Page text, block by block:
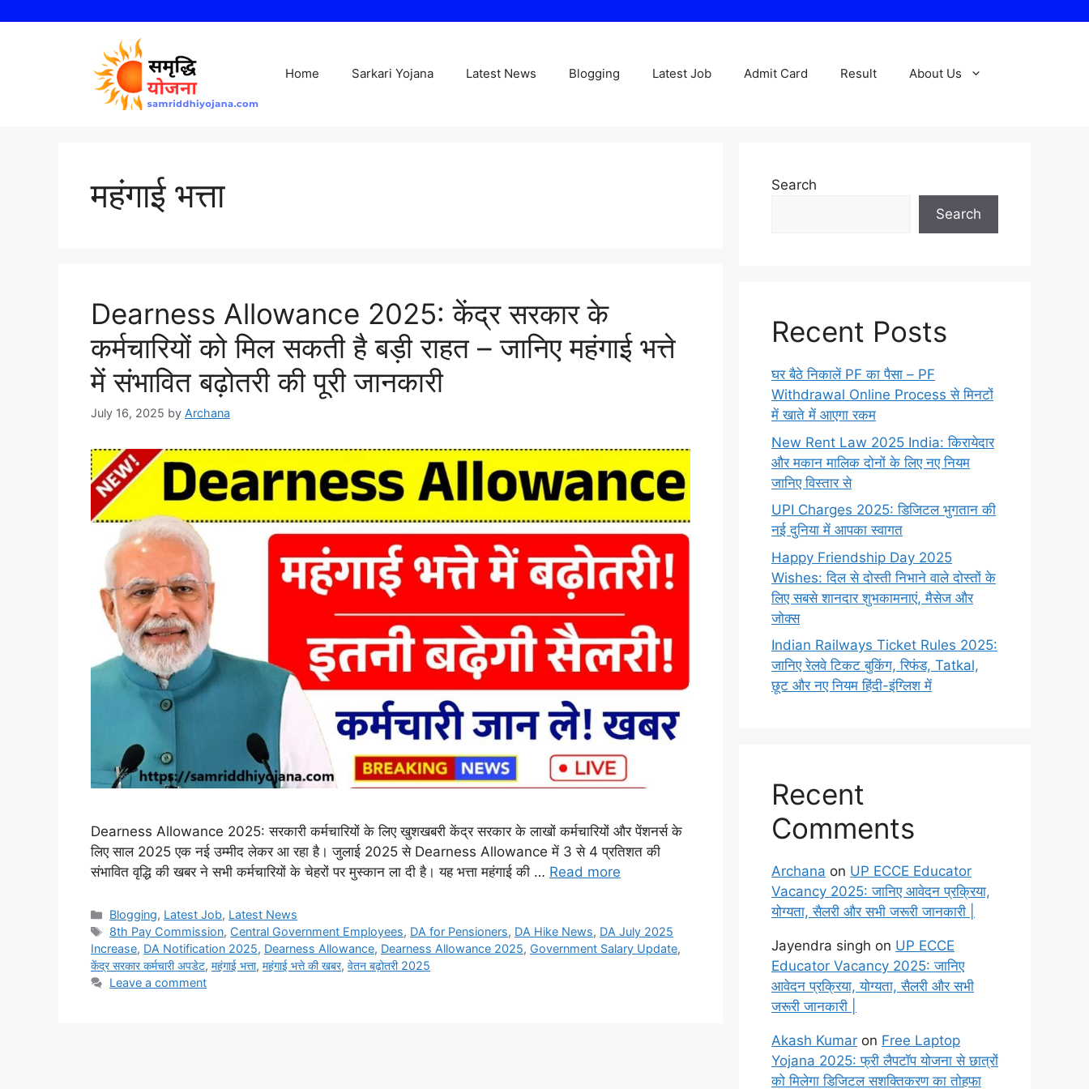
Home Sarkari Yojana Latest News Blogging Latest Job Admit Card Result About Us
महंगाई भत्ता
Dearness Allowance 2025: केंद्र सरकार के
कर्मचारियों को मिल सकती है बड़ी राहत – जानिए महंगाई भत्ते
में संभावित बढ़ोतरी की पूरी जानकारी
July 16, 2025 by Archana
Dearness Allowance 2025: सरकारी कर्मचारियों के लिए खुशखबरी केंद्र सरकार के लाखों कर्मचारियों और पेंशनर्स के
लिए साल 2025 एक नई उम्मीद लेकर आ रहा है। जुलाई 2025 से Dearness Allowance में 3 से 4 प्रतिशत की
संभावित वृद्धि की खबर ने सभी कर्मचारियों के चेहरों पर मुस्कान ला दी है। यह भत्ता महंगाई की … Read more
Categories
Blogging, Latest Job, Latest News
Tags
8th Pay Commission, Central Government Employees, DA for Pensioners, DA Hike News, DA July 2025
Increase, DA Notification 2025, Dearness Allowance, Dearness Allowance 2025, Government Salary Update,
केंद्र सरकार कर्मचारी अपडेट, महंगाई भत्ता, महंगाई भत्ते की खबर, वेतन बढ़ोतरी 2025
Leave a comment
Search
Search
Recent Posts
घर बैठे निकालें PF का पैसा – PF
Withdrawal Online Process से मिनटों
में खाते में आएगा रकम
New Rent Law 2025 India: किरायेदार
और मकान मालिक दोनों के लिए नए नियम
जानिए विस्तार से
UPI Charges 2025: डिजिटल भुगतान की
नई दुनिया में आपका स्वागत
Happy Friendship Day 2025
Wishes: दिल से दोस्ती निभाने वाले दोस्‍तों के
लिए सबसे शानदार शुभकामनाएं, मैसेज और
जोक्स
Indian Railways Ticket Rules 2025:
जानिए रेलवे टिकट बुकिंग, रिफंड, Tatkal,
छूट और नए नियम हिंदी-इंग्लिश में
Recent
Comments
Archana on UP ECCE Educator
Vacancy 2025: जानिए आवेदन प्रक्रिया,
योग्यता, सैलरी और सभी जरूरी जानकारी |
Jayendra singh on UP ECCE
Educator Vacancy 2025: जानिए
आवेदन प्रक्रिया, योग्यता, सैलरी और सभी
जरूरी जानकारी |
Akash Kumar on Free Laptop
Yojana 2025: फ्री लैपटॉप योजना से छात्रों
को मिलेगा डिजिटल सशक्तिकरण का तोहफा